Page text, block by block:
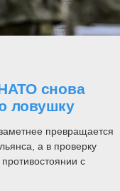
снова
ловушку
превращается
а в проверку
с